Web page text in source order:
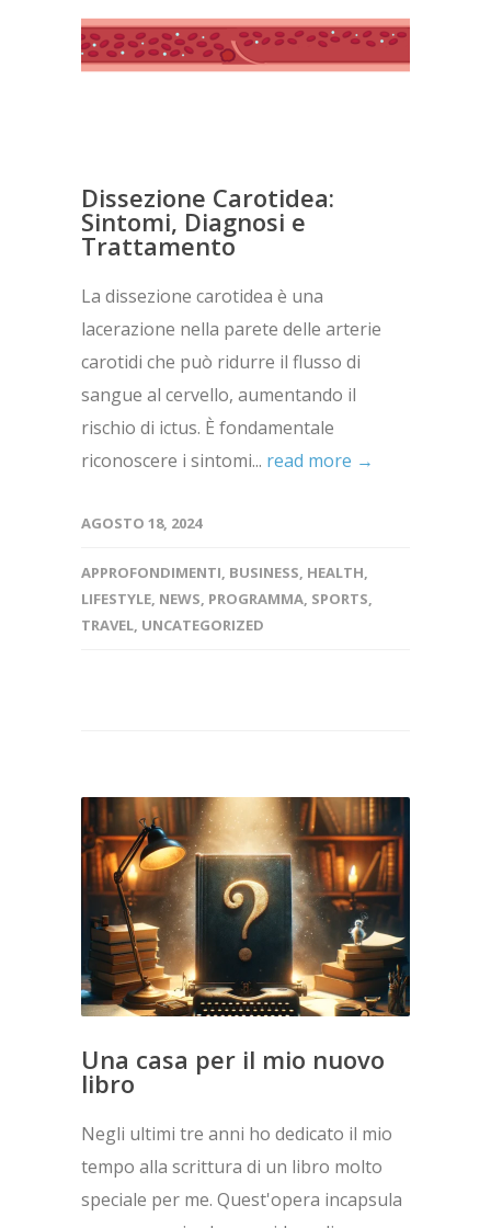
Dissezione Carotidea:
Sintomi, Diagnosi e
Trattamento
La dissezione carotidea è una
lacerazione nella parete delle arterie
carotidi che può ridurre il flusso di
sangue al cervello, aumentando il
rischio di ictus. È fondamentale
riconoscere i sintomi... read more →
AGOSTO 18, 2024
APPROFONDIMENTI, BUSINESS, HEALTH,
LIFESTYLE, NEWS, PROGRAMMA, SPORTS,
TRAVEL, UNCATEGORIZED
Una casa per il mio nuovo
libro
Negli ultimi tre anni ho dedicato il mio
tempo alla scrittura di un libro molto
speciale per me. Quest'opera incapsula